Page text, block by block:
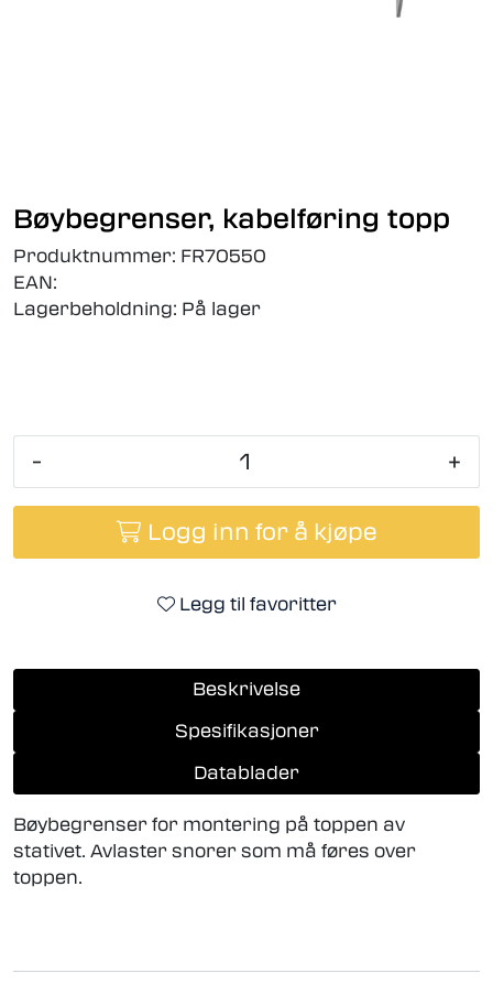
Bøybegrenser, kabelføring topp
Produktnummer: FR70550
EAN:
Lagerbeholdning: På lager
- +
Logg inn for å kjøpe
Legg til favoritter
Beskrivelse
Spesifikasjoner
Datablader
Bøybegrenser for montering på toppen av
stativet. Avlaster snorer som må føres over
toppen.